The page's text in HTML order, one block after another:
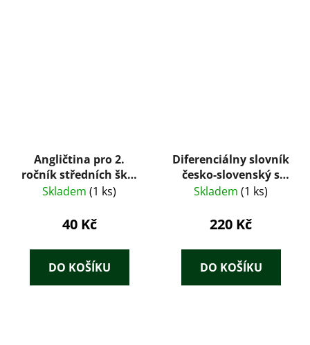
Angličtina pro 2.
ročník středních škol
2.
Skladem (1 ks)
40 Kč
DO KOŠÍKU
Diferenciálny slovník
česko-slovenský s
krátkou
prehľadom
Skladem (1 ks)
220 Kč
DO KOŠÍKU